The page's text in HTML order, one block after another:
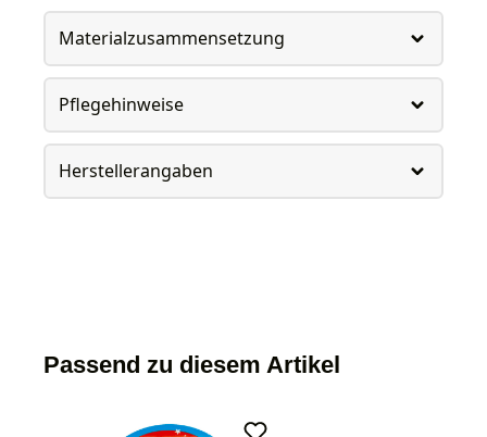
Materialzusammensetzung
Pflegehinweise
Herstellerangaben
Passend zu diesem Artikel